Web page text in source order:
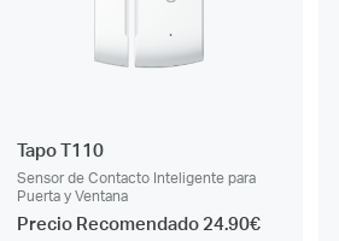
Tapo T110
Sensor de Contacto Inteligente para
Puerta y Ventana
Precio Recomendado 24.90€